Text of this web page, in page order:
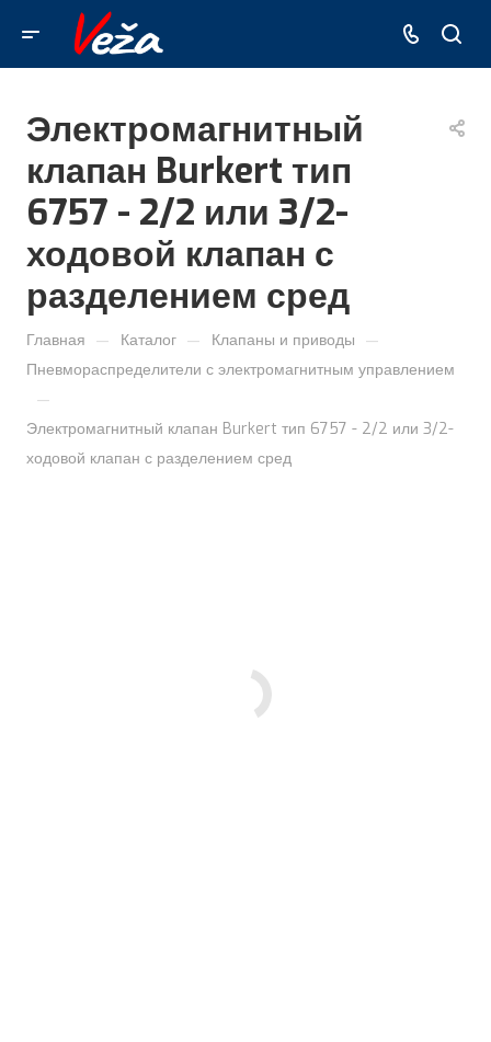
Электромагнитный
клапан Burkert тип
6757 - 2/2 или 3/2-
ходовой клапан с
разделением сред
Главная — Каталог — Клапаны и приводы —
Пневмораспределители с электромагнитным управлением
—
Электромагнитный клапан Burkert тип 6757 - 2/2 или 3/2-
ходовой клапан с разделением сред